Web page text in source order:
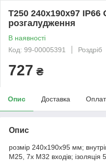
Т250 240х190х97
розгалудження
В наявності
Код: 99-00005391
Роздріб
727 ₴
Опис Доставка
Опис
розмір 240х190х95 мм;
М25, 7х М32 входів;